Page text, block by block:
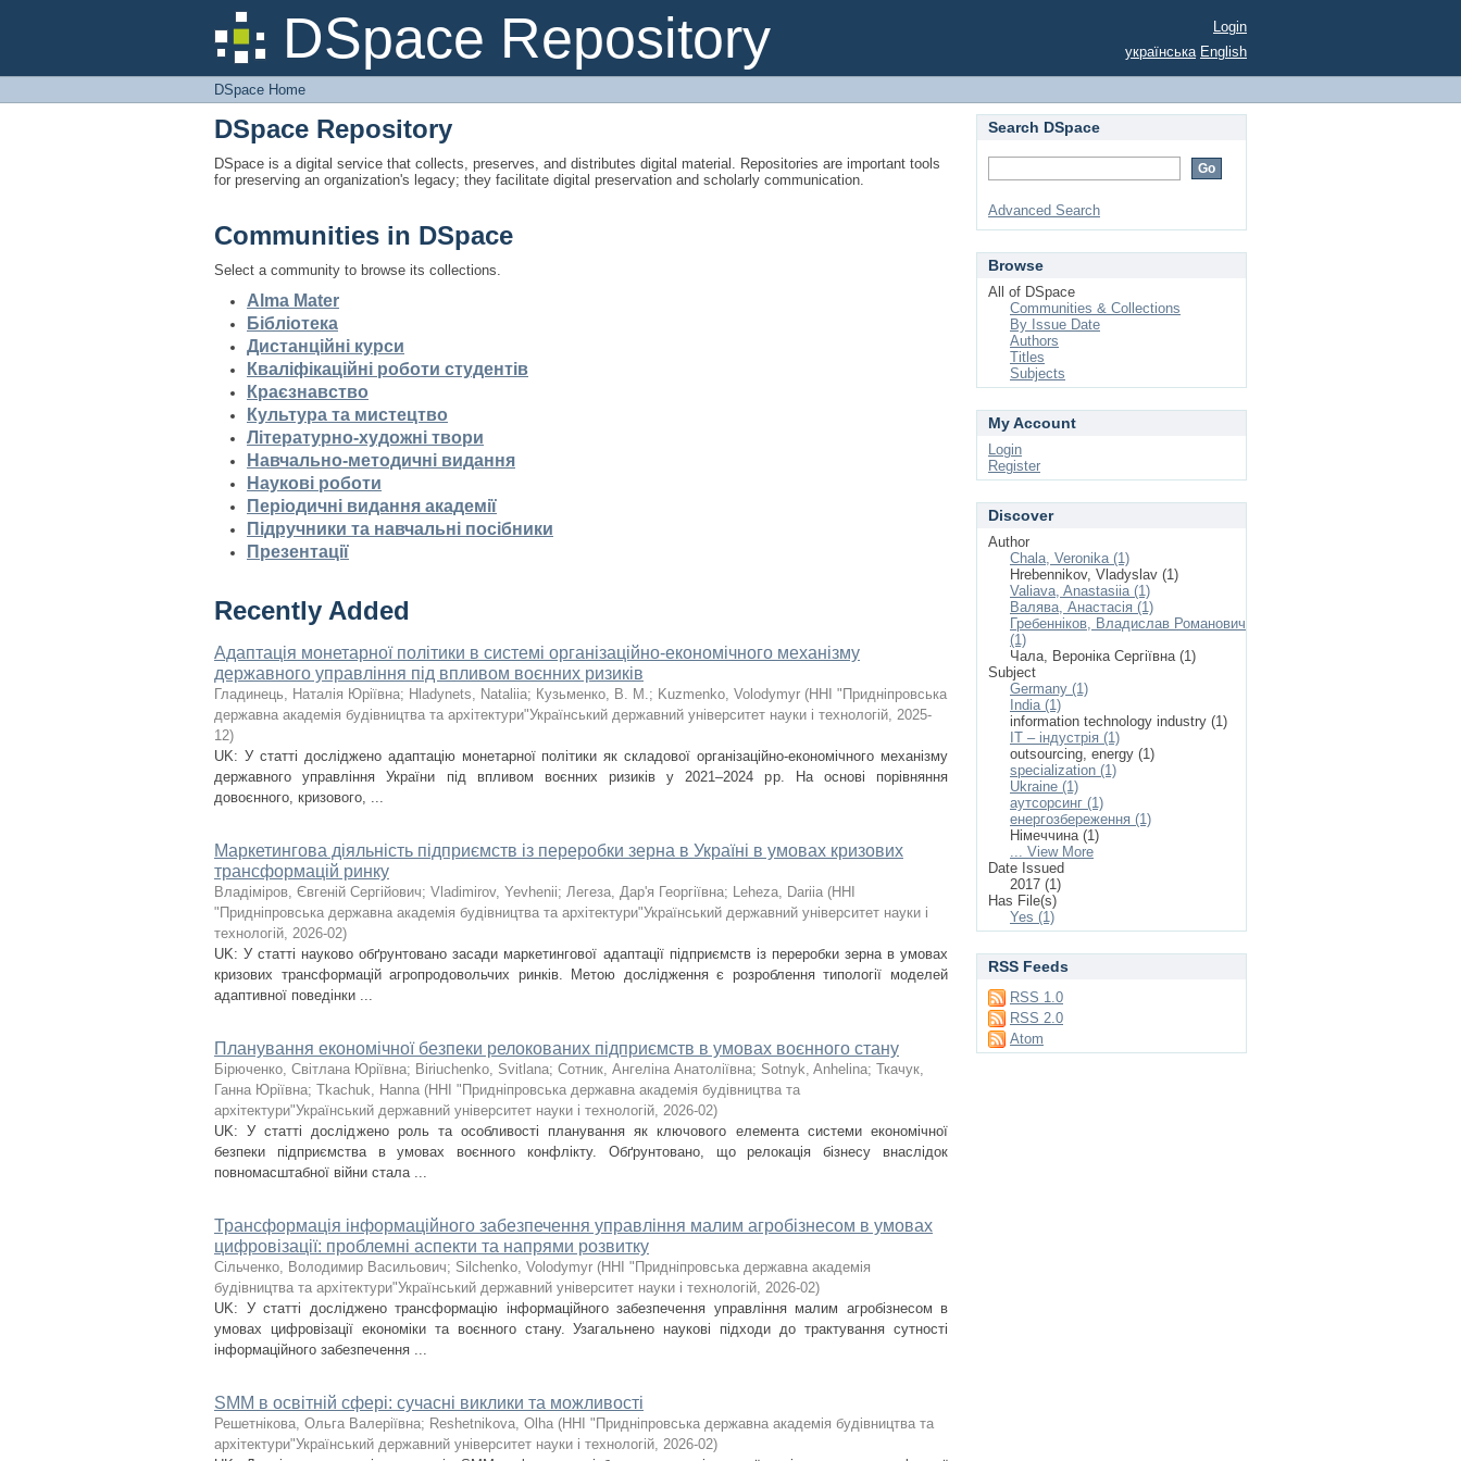
DSpace Repository
DSpace Home
Login
українська English
DSpace Home
DSpace Repository
DSpace is a digital service that collects, preserves, and distributes digital material. Repositories are important tools
for preserving an organization's legacy; they facilitate digital preservation and scholarly communication.
Communities in DSpace
Select a community to browse its collections.
Alma Mater
Бібліотека
Дистанційні курси
Кваліфікаційні роботи студентів
Краєзнавство
Культура та мистецтво
Літературно-художні твори
Навчально-методичні видання
Наукові роботи
Періодичні видання академії
Підручники та навчальні посібники
Презентації
Recently Added
Адаптація монетарної політики в системі організаційно-економічного механізму
державного управління під впливом воєнних ризиків
Гладинець, Наталія Юріївна; Hladynets, Nataliia; Кузьменко, В. М.; Kuzmenko, Volodymyr (ННІ "Придніпровська
державна академія будівництва та архітектури"Український державний університет науки і технологій, 2025-
12)
UK: У статті досліджено адаптацію монетарної політики як складової організаційно-економічного механізму
державного управління України під впливом воєнних ризиків у 2021–2024 рр. На основі порівняння
довоєнного, кризового, ...
Маркетингова діяльність підприємств із переробки зерна в Україні в умовах кризових
трансформацій ринку
Владіміров, Євгеній Сергійович; Vladimirov, Yevhenii; Легеза, Дар'я Георгіївна; Leheza, Dariia (ННІ
"Придніпровська державна академія будівництва та архітектури"Український державний університет науки і
технологій, 2026-02)
UK: У статті науково обґрунтовано засади маркетингової адаптації підприємств із переробки зерна в умовах
кризових трансформацій агропродовольчих ринків. Метою дослідження є розроблення типології моделей
адаптивної поведінки ...
Планування економічної безпеки релокованих підприємств в умовах воєнного стану
Бірюченко, Світлана Юріївна; Biriuchenko, Svitlana; Сотник, Ангеліна Анатоліївна; Sotnyk, Anhelina; Ткачук,
Ганна Юріївна; Tkachuk, Hanna (ННІ "Придніпровська державна академія будівництва та
архітектури"Український державний університет науки і технологій, 2026-02)
UK: У статті досліджено роль та особливості планування як ключового елемента системи економічної
безпеки підприємства в умовах воєнного конфлікту. Обґрунтовано, що релокація бізнесу внаслідок
повномасштабної війни стала ...
Трансформація інформаційного забезпечення управління малим агробізнесом в умовах
цифровізації: проблемні аспекти та напрями розвитку
Сільченко, Володимир Васильович; Silchenko, Volodymyr (ННІ "Придніпровська державна академія
будівництва та архітектури"Український державний університет науки і технологій, 2026-02)
UK: У статті досліджено трансформацію інформаційного забезпечення управління малим агробізнесом в
умовах цифровізації економіки та воєнного стану. Узагальнено наукові підходи до трактування сутності
інформаційного забезпечення ...
SMM в освітній сфері: сучасні виклики та можливості
Решетнікова, Ольга Валеріївна; Reshetnikova, Olha (ННІ "Придніпровська державна академія будівництва та
архітектури"Український державний університет науки і технологій, 2026-02)
Search DSpace
Advanced Search
Browse
All of DSpace
Communities & Collections
By Issue Date
Authors
Titles
Subjects
My Account
Login
Register
Discover
Author
Chala, Veronika (1)
Hrebennikov, Vladyslav (1)
Valiava, Anastasiia (1)
Валява, Анастасія (1)
Гребенніков, Владислав Романович
(1)
Чала, Вероніка Сергіївна (1)
Subject
Germany (1)
India (1)
information technology industry (1)
IT – індустрія (1)
outsourcing, energy (1)
specialization (1)
Ukraine (1)
аутсорсинг (1)
енергозбереження (1)
Німеччина (1)
... View More
Date Issued
2017 (1)
Has File(s)
Yes (1)
RSS Feeds
RSS 1.0
RSS 2.0
Atom